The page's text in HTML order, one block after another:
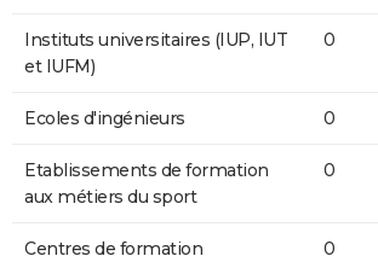
Instituts universitaires (IUP, IUT
et IUFM)
0
Ecoles d'ingénieurs 0
Etablissements de formation
aux métiers du sport
0
Centres de formation
0